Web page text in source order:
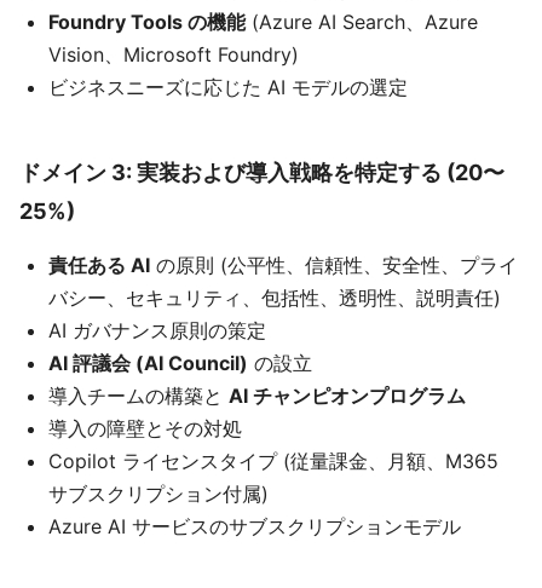
Foundry Tools の機能(Azure AI Search、Azure
Vision、Microsoft Foundry)
ビジネスニーズに応じた AI モデルの選定
ドメイン 3: 実装および導入戦略を特定する (20〜
25%)
責任ある AI の原則 (公平性、信頼性、安全性、プライ
バシー、セキュリティ、包括性、透明性、説明責任)
AI ガバナンス原則の策定
AI 評議会 (AI Council) の設立
導入チームの構築と AI チャンピオンプログラム
導入の障壁とその対処
Copilot ライセンスタイプ (従量課金、月額、M365
サブスクリプション付属)
Azure AI サービスのサブスクリプションモデル